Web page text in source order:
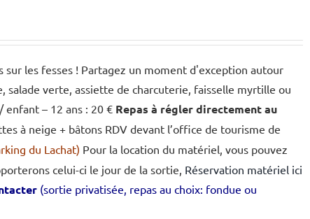
sur les fesses ! Partagez un moment d'exception autour
verte, assiette de charcuterie, faisselle myrtille ou
enfant – 12 ans : 20 € Repas à régler directement au
à neige + bâtons RDV devant l’office de tourisme de
du Lachat) Pour la location du matériel, vous pouvez
celui-ci le jour de la sortie, Réservation matériel ici
(sortie privatisée, repas au choix: fondue ou